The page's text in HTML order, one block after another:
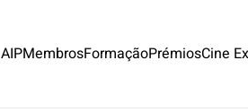
AIPMembrosFormaçãoPrémiosCine